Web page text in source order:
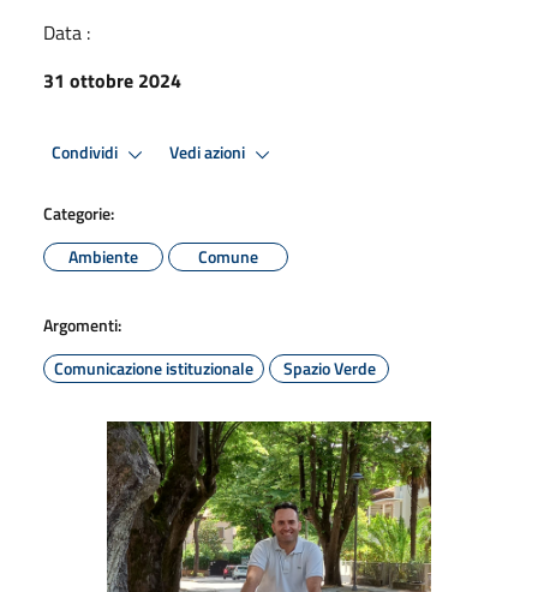
Data :
31 ottobre 2024
Condividi Vedi azioni
Categorie:
Ambiente
Comune
Argomenti:
Comunicazione istituzionale
Spazio Verde